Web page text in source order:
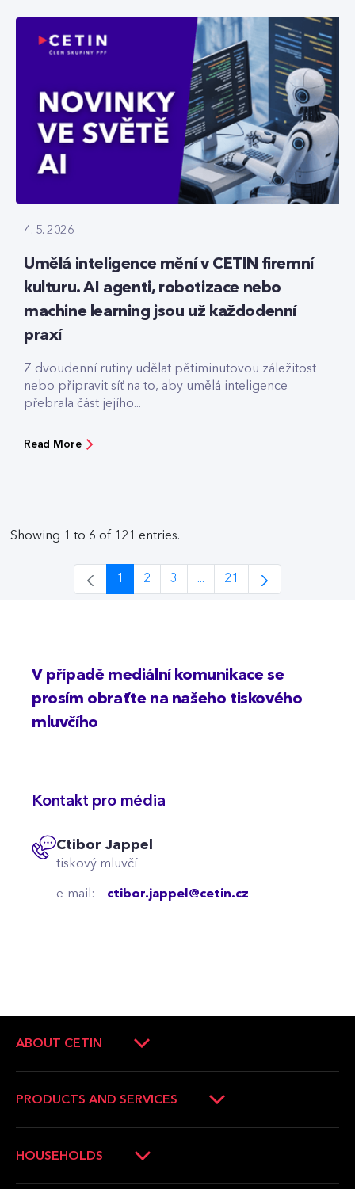
4. 5. 2026
Umělá inteligence mění v CETIN firemní
kulturu. AI agenti, robotizace nebo
machine learning jsou už každodenní
praxí
Z dvoudenní rutiny udělat pětiminutovou záležitost
nebo připravit síť na to, aby umělá inteligence
přebrala část jejího...
Read More
Showing 1 to 6 of 121 entries.
Page
1
Page
2
Page
3 ...
Intermediate Pages Use
Page
21
V případě mediální komunikace se
prosím obraťte na našeho tiskového
mluvčího
Kontakt pro média
Ctibor Jappel
tiskový mluvčí
e-mail: ctibor.jappel@cetin.cz
ABOUT CETIN
PRODUCTS AND SERVICES
HOUSEHOLDS